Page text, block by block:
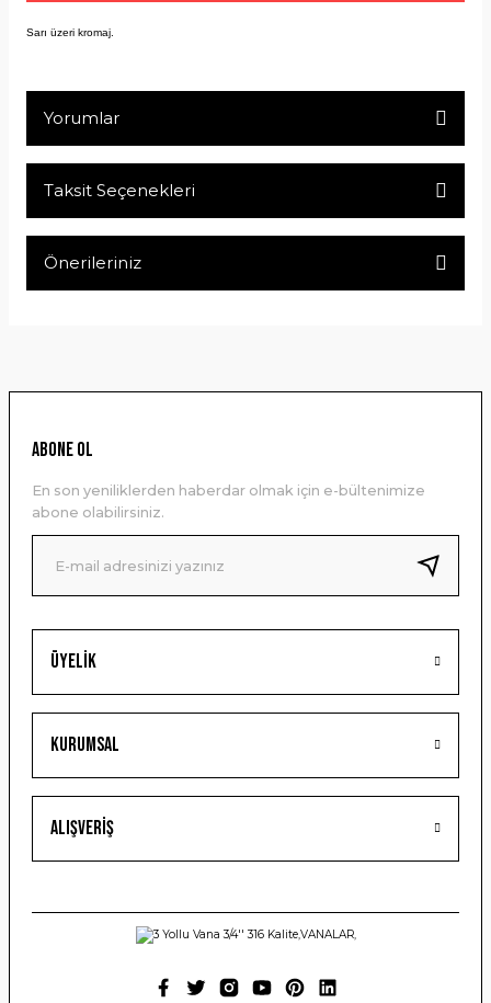
Sarı üzeri kromaj.
Yorumlar
Taksit Seçenekleri
Önerileriniz
Ürün resmi kalitesiz, bozuk veya görüntülenemiyor.
Ürün bilgilerinde hatalar bulunuyor.
Ürün fiyatı diğer sitelerden daha pahalı.
Bu ürüne benzer farklı alternatifler olmalı.
Gönder
Üyelik
Kurumsal
Alışveriş
ABONE OL
En son yeniliklerden haberdar olmak için e-bültenimize
abone olabilirsiniz.